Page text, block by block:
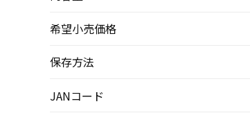
希望小売価格
保存方法
JANコード